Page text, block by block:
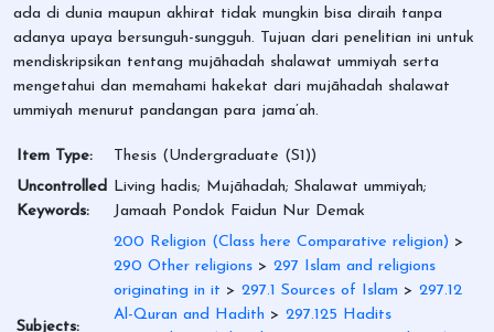
ada di dunia maupun akhirat tidak mungkin bisa diraih tanpa
adanya upaya bersunguh-sungguh. Tujuan dari penelitian ini untuk
mendiskripsikan tentang mujāhadah shalawat ummiyah serta
mengetahui dan memahami hakekat dari mujāhadah shalawat
ummiyah menurut pandangan para jama’ah.
Item Type:
Thesis (Undergraduate (S1))
Uncontrolled
Keywords:
Living hadis; Mujāhadah; Shalawat ummiyah;
Jamaah Pondok Faidun Nur Demak
Subjects:
200 Religion (Class here Comparative religion) >
290 Other religions > 297 Islam and religions
originating in it > 297.1 Sources of Islam > 297.12
Al-Quran and Hadith > 297.125 Hadits